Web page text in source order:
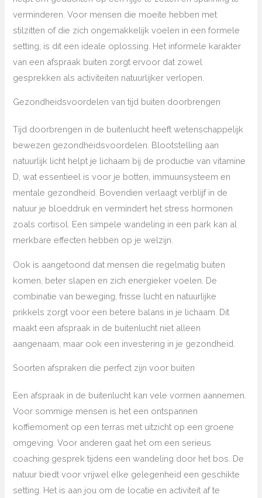
verminderen. Voor mensen die moeite hebben met
stilzitten of die zich ongemakkelijk voelen in een formele
setting, is dit een ideale oplossing. Het informele karakter
van een afspraak buiten zorgt ervoor dat zowel
gesprekken als activiteiten natuurlijker verlopen.
Gezondheidsvoordelen van tijd buiten doorbrengen
Tijd doorbrengen in de buitenlucht heeft wetenschappelijk
bewezen gezondheidsvoordelen. Blootstelling aan
natuurlijk licht helpt je lichaam bij de productie van vitamine
D, wat essentieel is voor je botten, immuunsysteem en
mentale gezondheid. Bovendien verlaagt verblijf in de
natuur je bloeddruk en vermindert het stress hormonen
zoals cortisol. Een simpele wandeling in een park kan al
merkbare effecten hebben op je welzijn.
Ook is aangetoond dat mensen die regelmatig buiten
komen, beter slapen en zich energieker voelen. De
combinatie van beweging, frisse lucht en natuurlijke
prikkels zorgt voor een betere balans in je lichaam. Dit
maakt een afspraak in de buitenlucht niet alleen
aangenaam, maar ook een investering in je gezondheid.
Soorten afspraken die perfect zijn voor buiten
Een afspraak in de buitenlucht kan vele vormen aannemen.
Voor sommige mensen is het een ontspannen
koffiemoment op een terras met uitzicht op een groene
omgeving. Voor anderen gaat het om een serieus
coaching gesprek tijdens een wandeling door het bos. De
natuur biedt voor vrijwel elke gelegenheid een geschikte
setting. Het is aan jou om de locatie en activiteit af te